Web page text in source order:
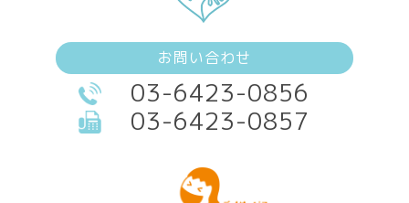
お問い合わせ
03-6423-0856
03-6423-0857